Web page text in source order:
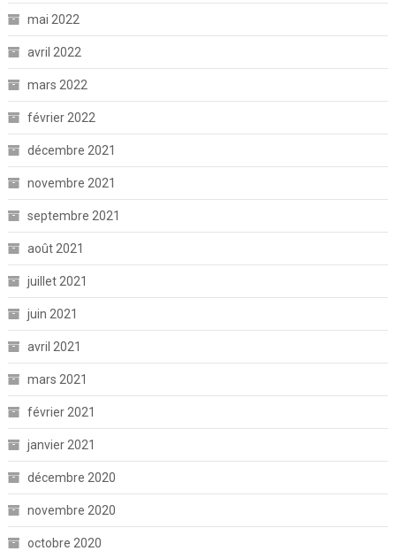
mai 2022
avril 2022
mars 2022
février 2022
décembre 2021
novembre 2021
septembre 2021
août 2021
juillet 2021
juin 2021
avril 2021
mars 2021
février 2021
janvier 2021
décembre 2020
novembre 2020
octobre 2020